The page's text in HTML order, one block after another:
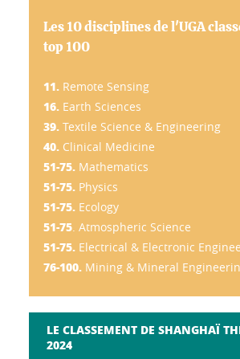
Les 10 disciplines de l'UGA
top 100
11. Remote Sensing
16. Earth Sciences
39. Textile Science & Engineering
40. Clinical Medicine
51-75. Mathematics
51-75. Physics
51-75. Ecology
51-75 . Atmospheric Science
51-75. Electrical & Electronic
76-100. Mining & Mineral
LE CLASSEMENT DE SHANGHAÏ
2024